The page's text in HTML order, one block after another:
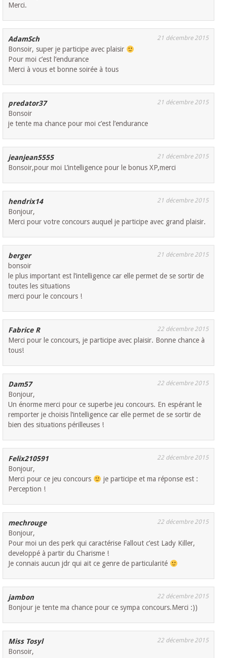
Merci.
AdamSch 21 décembre 2015
Bonsoir, super je participe avec plaisir
Pour moi c’est l’endurance
Merci à vous et bonne soirée à tous
predator37 21 décembre 2015
Bonsoir
je tente ma chance pour moi c’est l’endurance
jeanjean5555 21 décembre 2015
Bonsoir,pour moi L’intelligence pour le bonus XP,merci
hendrix14 21 décembre 2015
Bonjour,
Merci pour votre concours auquel je participe avec grand plaisir.
berger 21 décembre 2015
bonsoir
le plus important est l’intelligence car elle permet de se sortir de
toutes les situations
merci pour le concours !
Fabrice R 22 décembre 2015
Merci pour le concours, je participe avec plaisir. Bonne chance à
tous!
Dam57 22 décembre 2015
Bonjour,
Un énorme merci pour ce superbe jeu concours. En espérant le
remporter je choisis l’intelligence car elle permet de se sortir de
bien des situations périlleuses !
Felix210591 22 décembre 2015
Bonjour,
Merci pour ce jeu concours
je participe et ma réponse est :
Perception !
mechrouge 22 décembre 2015
Bonjour,
Pour moi un des perk qui caractérise Fallout c’est Lady Killer,
developpé à partir du Charisme !
Je connais aucun jdr qui ait ce genre de particularité
jambon 22 décembre 2015
Bonjour je tente ma chance pour ce sympa concours.Merci :))
Miss Tosyl 22 décembre 2015
Bonsoir,